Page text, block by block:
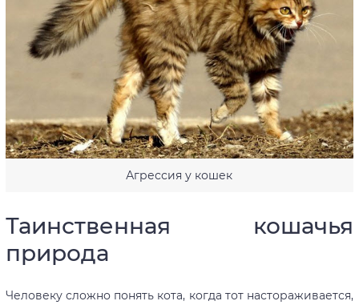
Агрессия у кошек
Таинственная кошачья
природа
Человеку сложно понять кота, когда тот настораживается,